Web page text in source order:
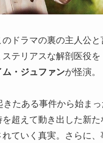
のドラマの裏の主人公
テリアスな解剖医役を
ム・ジュファンが怪演。
きたある事件から始ま
を超えて動き出した新
れていく真実。さらに、